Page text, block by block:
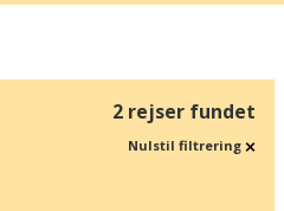
2 rejser fundet
Nulstil filtrering